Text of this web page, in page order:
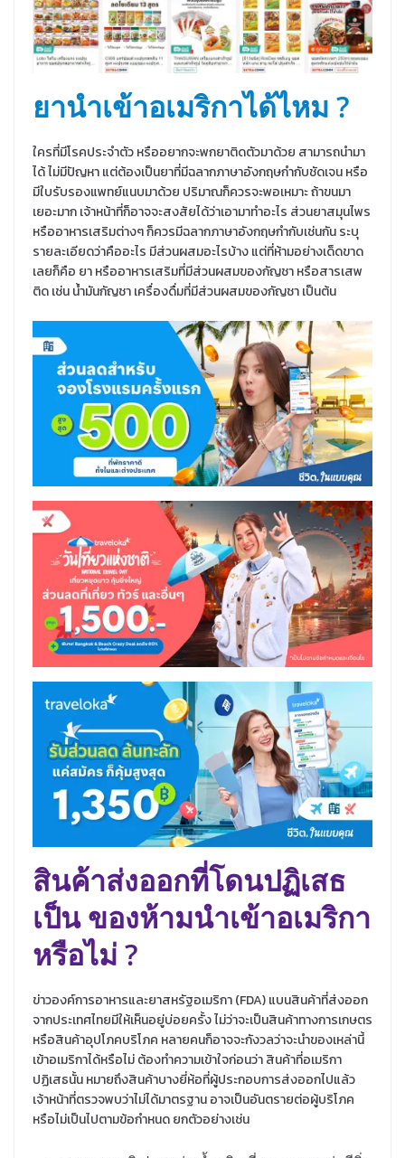
ยานำเข้าอเมริกาได้ไหม ?
ใครที่มีโรคประจำตัว หรืออยากจะพกยาติดตัวมาด้วย สามารถนำมา
ได้ ไม่มีปัญหา แต่ต้องเป็นยาที่มีฉลากภาษาอังกฤษกำกับชัดเจน หรือ
มีใบรับรองแพทย์แนบมาด้วย ปริมาณก็ควรจะพอเหมาะ ถ้าขนมา
เยอะมาก เจ้าหน้าที่ก็อาจจะสงสัยได้ว่าเอามาทำอะไร ส่วนยาสมุนไพร
หรืออาหารเสริมต่างๆ ก็ควรมีฉลากภาษาอังกฤษกำกับเช่นกัน ระบุ
รายละเอียดว่าคืออะไร มีส่วนผสมอะไรบ้าง แต่ที่ห้ามอย่างเด็ดขาด
เลยก็คือ ยา หรืออาหารเสริมที่มีส่วนผสมของกัญชา หรือสารเสพ
ติด เช่น น้ำมันกัญชา เครื่องดื่มที่มีส่วนผสมของกัญชา เป็นต้น
สินค้าส่งออกที่โดนปฏิเสธ
เป็น ของห้ามนำเข้าอเมริกา
หรือไม่ ?
ข่าวองค์การอาหารและยาสหรัฐอเมริกา (FDA) แบนสินค้าที่ส่งออก
จากประเทศไทยมีให้เห็นอยู่บ่อยครั้ง ไม่ว่าจะเป็นสินค้าทางการเกษตร
หรือสินค้าอุปโภคบริโภค หลายคนก็อาจจะกังวลว่าจะนำของเหล่านี้
เข้าอเมริกาได้หรือไม่ ต้องทำความเข้าใจก่อนว่า สินค้าที่อเมริกา
ปฏิเสธนั้น หมายถึงสินค้าบางยี่ห้อที่ผู้ประกอบการส่งออกไปแล้ว
เจ้าหน้าที่ตรวจพบว่าไม่ได้มาตรฐาน อาจเป็นอันตรายต่อผู้บริโภค
หรือไม่เป็นไปตามข้อกำหนด ยกตัวอย่างเช่น